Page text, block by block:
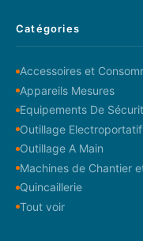
Catégories
Accessoires et
Appareils Mesures
Equipements De
Outillage Electroportatif
Outillage A Main
Machines de Chantier
Quincaillerie
Tout voir